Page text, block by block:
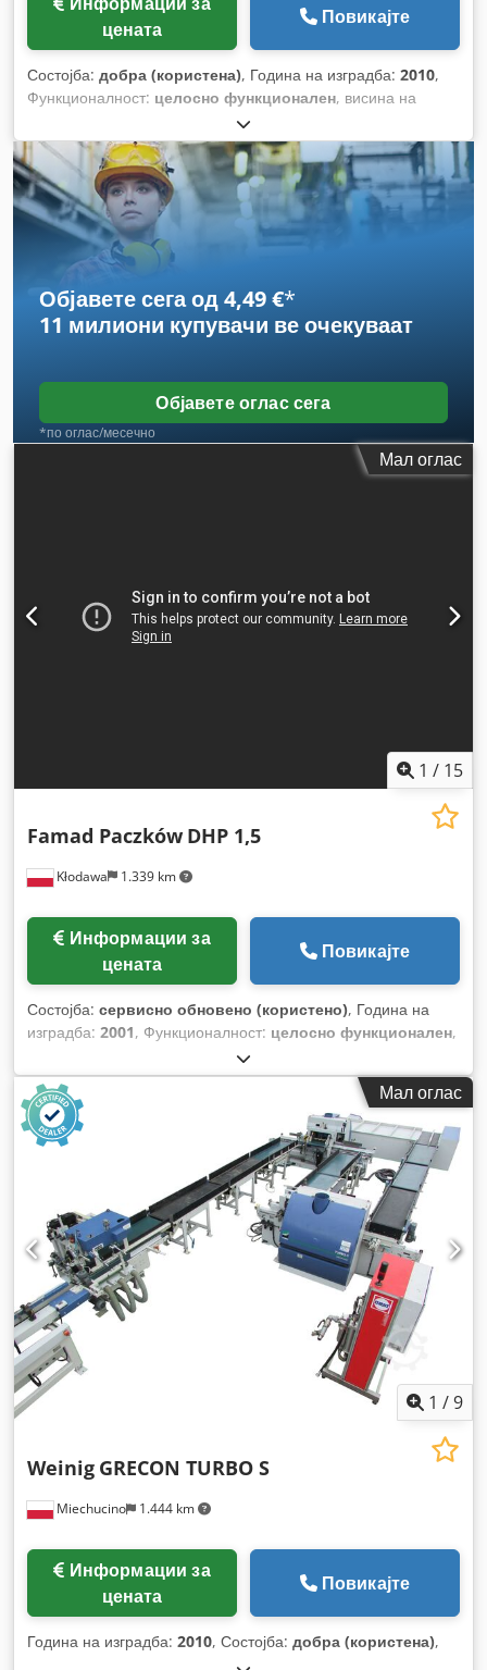
цената
Повикајте
Состојба: добра (користена), Година на изградба: 2010,
Функционалност: целосно функционален, висина на
Објавете сега од 4,49 €*
11 милиони купувачи ве очекуваат
Објавете оглас сега
*по оглас/месечно
Мал оглас
1 / 15
Kłodawa 1.339 km
Famad Paczków DHP 1,5
цената
Повикајте
Состојба: сервисно обновено (користено), Година на
изградба: 2001, Функционалност: целосно функционален,
Мал оглас
1 /9
Miechucino 1.444 km
Weinig GRECON TURBO S
цената
Повикајте
Година на изградба: 2010, Состојба: добра (користена),